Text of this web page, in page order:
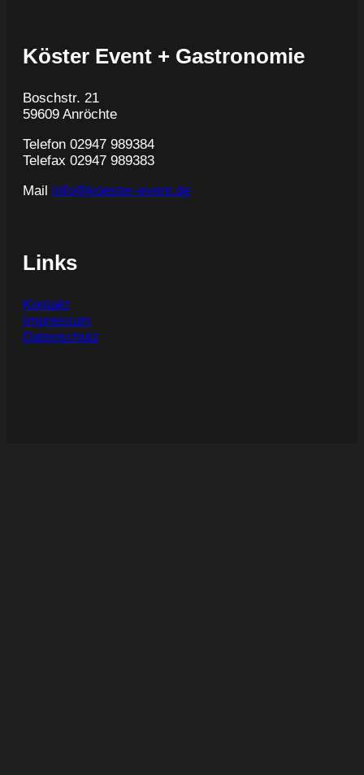
Köster Event + Gastronomie
Boschstr. 21
59609 Anröchte
Telefon 02947 989384
Telefax 02947 989383
Mail info@koester-event.de
Links
Kontakt
Impressum
Datenschutz